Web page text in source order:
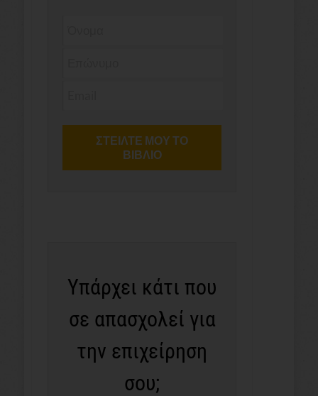
Υπάρχει κάτι που
σε απασχολεί για
την επιχείρηση
σου;